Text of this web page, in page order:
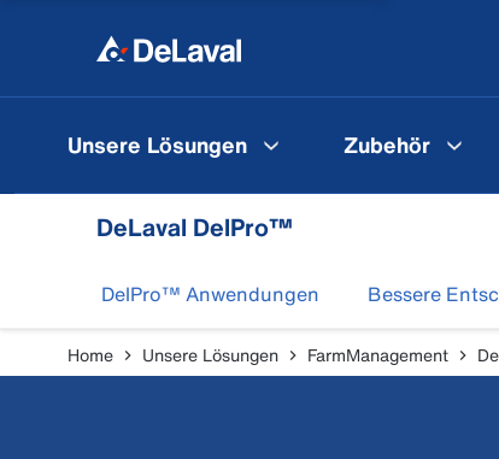
Unsere Lösungen Zubehör
DeLaval DelPro™
DelPro™ Anwendungen Bessere
Home Unsere Lösungen FarmManagement